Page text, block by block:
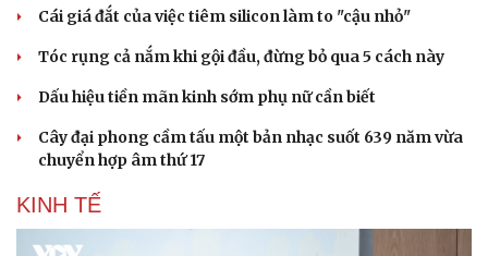
Cái giá đắt của việc tiêm silicon làm to "cậu nhỏ"
Tóc rụng cả nắm khi gội đầu, đừng bỏ qua 5 cách này
Dấu hiệu tiền mãn kinh sớm phụ nữ cần biết
Cây đại phong cầm tấu một bản nhạc suốt 639 năm vừa
chuyển hợp âm thứ 17
KINH TẾ